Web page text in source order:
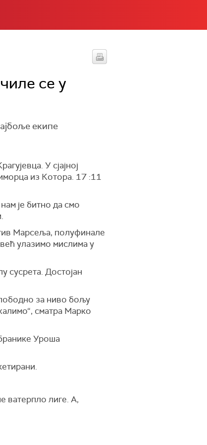
се у
екипе
У сјајној
из Котора. 17 :11
је битно да смо
Марсеља, полуфинале
улазимо мислима у
сусрета. Достојан
за ниво бољу
сматра Марко
Уроша
ватерпло лиге. А,